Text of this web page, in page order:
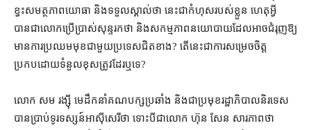
ខ្វះ​សមត្ថភាព​យោធា និង​ទទួល​ស្គាល់​ថា នេះ​ជា​កំហុស​របស់​ខ្លួន ហេតុអ្វី​
បានជា​លោក​ប្រើប្រាស់​សុន្ទរកថា និង​សកម្មភាព​នយោបាយ​ដែល​អាច​ជំរុញ​ឱ្យ​
មាន​ការ​ប្រឈម​មុខ​ជាមួយ​ប្រទេសជិតខាង​? តើ​នេះ​ជា​ការ​សម្រេចចិត្ត​
ប្រកបដោយ​ទំនួល​ខុសត្រូវ​ដែរឬទេ?
លោក សម រង្ស៊ី មេដឹកនាំ​គណបក្សប្រឆាំង និង​ជា​ប្រមុខ​រដ្ឋាភិបាល​និរទេស
បាន​ប្រាប់​ទូរទស្សន៍​អាស៊ីសេរី​ថា ទោះបីជា​លោក ហ៊ុន សែន សារភាព​ថា